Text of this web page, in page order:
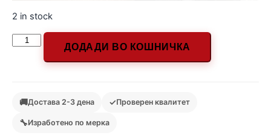
2 in stock
ДОДАДИ ВО КОШНИЧКА
🚚Достава 2-3 дена ✓Проверен квалитет
🔧Изработено по мерка